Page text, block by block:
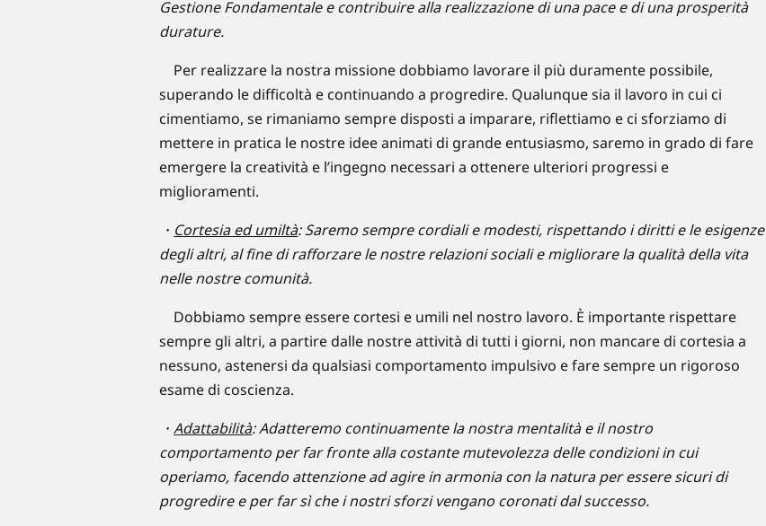
Gestione Fondamentale e contribuire alla realizzazione di una pace e di una prosperità
durature.
Per realizzare la nostra missione dobbiamo lavorare il più duramente possibile,
superando le difficoltà e continuando a progredire. Qualunque sia il lavoro in cui ci
cimentiamo, se rimaniamo sempre disposti a imparare, riflettiamo e ci sforziamo di
mettere in pratica le nostre idee animati di grande entusiasmo, saremo in grado di fare
emergere la creatività e l’ingegno necessari a ottenere ulteriori progressi e
miglioramenti.
・ Cortesia ed umiltà: Saremo sempre cordiali e modesti, rispettando i diritti e le esigenze
degli altri, al fine di rafforzare le nostre relazioni sociali e migliorare la qualità della vita
nelle nostre comunità.
Dobbiamo sempre essere cortesi e umili nel nostro lavoro. È importante rispettare
sempre gli altri, a partire dalle nostre attività di tutti i giorni, non mancare di cortesia a
nessuno, astenersi da qualsiasi comportamento impulsivo e fare sempre un rigoroso
esame di coscienza.
・Adattabilità: Adatteremo continuamente la nostra mentalità e il nostro
comportamento per far fronte alla costante mutevolezza delle condizioni in cui
operiamo, facendo attenzione ad agire in armonia con la natura per essere sicuri di
progredire e per far sì che i nostri sforzi vengano coronati dal successo.